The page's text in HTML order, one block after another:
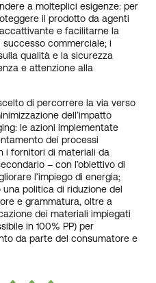
a molteplici esigenze: per
il prodotto da agenti
e facilitarne la
commerciale; i
qualità e la sicurezza
e attenzione alla
di percorrere la via verso
dell’impatto
le azioni implementate
dei processi
i fornitori di materiali da
– con l’obiettivo di
l’impiego di energia;
una politica di riduzione del
e grammatura, oltre a
dei materiali impiegati
in 100% PP) per
da parte del consumatore e